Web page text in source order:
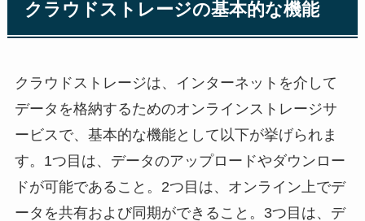
クラウドストレージの基本的な機能
クラウドストレージは、インターネットを介して
データを格納するためのオンラインストレージサ
ービスで、基本的な機能として以下が挙げられま
す。1つ目は、データのアップロードやダウンロー
ドが可能であること。2つ目は、オンライン上でデ
ータを共有および同期ができること。3つ目は、デ